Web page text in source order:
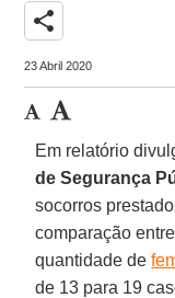
share
23 Abril 2020
Em relatório
de Segurança
socorros
comparação
quantidade de
de 13 para 19